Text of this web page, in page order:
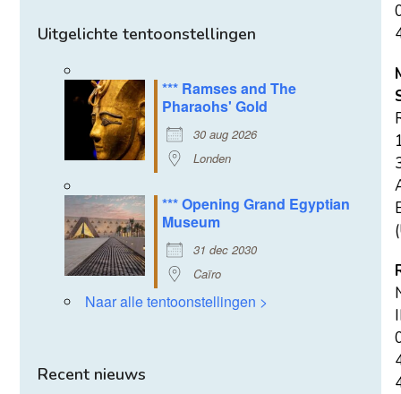
Uitgelichte tentoonstellingen
*** Ramses and The
Pharaohs' Gold
30 aug 2026
Londen
*** Opening Grand Egyptian
Museum
31 dec 2030
Caïro
Naar alle tentoonstellingen >
Recent nieuws